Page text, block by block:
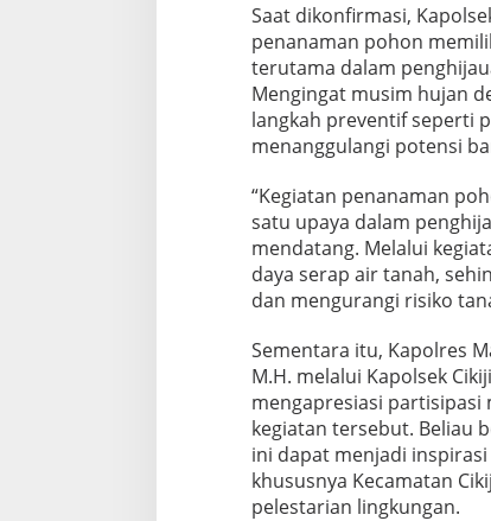
Saat dikonfirmasi,
penanaman pohon
terutama dalam
Mengingat musim hujan
langkah preventif seperti
menanggulangi potensi
“Kegiatan penanaman
satu upaya dalam
mendatang. Melalui
daya serap air tanah,
dan mengurangi risiko
Sementara itu, Kapolres
M.H. melalui Kapolsek
mengapresiasi partisipasi
kegiatan tersebut. Beliau
ini dapat menjadi
khususnya Kecamatan
pelestarian lingkungan.